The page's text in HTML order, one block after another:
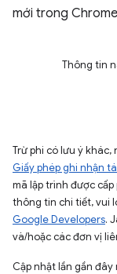
mới trong
Thông tin
Trừ phi có lưu ý
Giấy phép ghi nhận
mã lập trình được
thông tin chi tiết, vui
Google Developers.
và/hoặc các đơn vị
Cập nhật lần gần đây